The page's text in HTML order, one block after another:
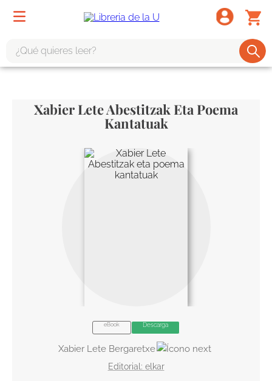
Xabier Lete Abestitzak Eta Poema
Kantatuak
eBook Descarga
Xabier Lete Bergaretxe
elkar